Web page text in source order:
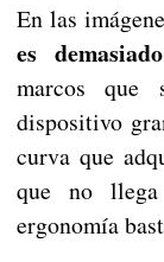
En las
es
marcos que
dispositivo
curva que
que no
ergonomía